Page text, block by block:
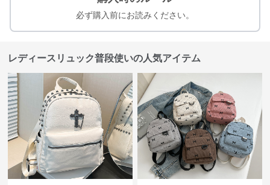
必ず購入前にお読みください。
レディースリュック普段使いの人気アイテム